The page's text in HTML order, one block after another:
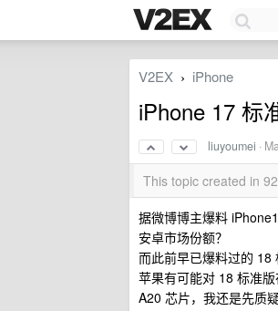
V2EX › iPhone
iPhone 17 标
liuyoumei ·
This topic created in
据微博博主爆料
安卓市场份额？
而此前早已爆料过的 18
苹果有可能对 18 标准
A20 芯片，我还是先质疑